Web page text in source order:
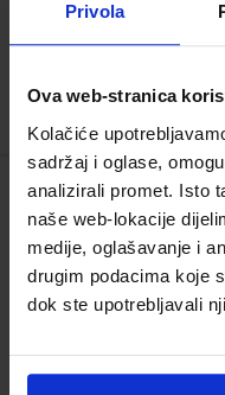
Privola
Ova web-stranica
Kolačiće
sadržaj i oglase,
analizirali promet. Isto
naše web-lokacije
medije, oglašavanje i
drugim podacima koje
dok ste upotrebljavali
Naljepnice za
organizaciji
pripreme
vrste voća, povrća,
posudu. Osim što